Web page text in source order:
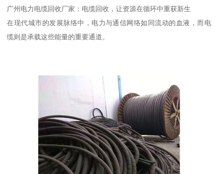
广州电力电缆回收厂家：电缆回收，让资源在循环中重获新生
在现代城市的发展脉络中，电力与通信网络如同流动的血液，而电
缆则是承载这些能量的重要通道。